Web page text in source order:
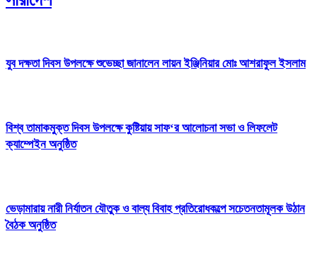
যুব দক্ষতা দিবস উপলক্ষে শুভেচ্ছা জানালেন লায়ন ইঞ্জিনিয়ার মোঃ আশরাফুল ইসলাম
বিশ্ব তামাকমুক্ত দিবস উপলক্ষে কুষ্টিয়ায় সাফ‘র আলোচনা সভা ও লিফলেট
ক্যাম্পেইন অনুষ্ঠিত
ভেড়ামারায় নারী নির্যাতন যৌতুক ও বাল্য বিবাহ প্রতিরোধকল্পে সচেতনতামূলক উঠান
বৈঠক অনুষ্ঠিত